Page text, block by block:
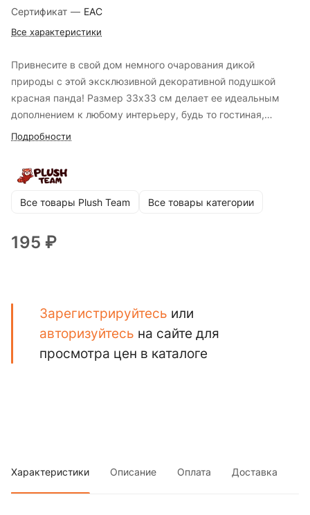
Сертификат — EAC
Все характеристики
Привнесите в свой дом немного очарования дикой
природы с этой эксклюзивной декоративной подушкой
красная панда! Размер 33х33 см делает ее идеальным
дополнением к любому интерьеру, будь то гостиная,
спальня или детская комната. Нежный и выразительный
декора, но и источник комфорта. Мягкая, приятная на
ощупь ткань дарит приятные тактильные ощущения, а
так и для удобства во время отдыха. Подушка красная
индивидуальным.
Подробности
Все товары Plush Team Все товары категории
195 ₽
Зарегистрируйтесь или
авторизуйтесь на сайте для
просмотра цен в каталоге
Характеристики Описание Оплата Доставка